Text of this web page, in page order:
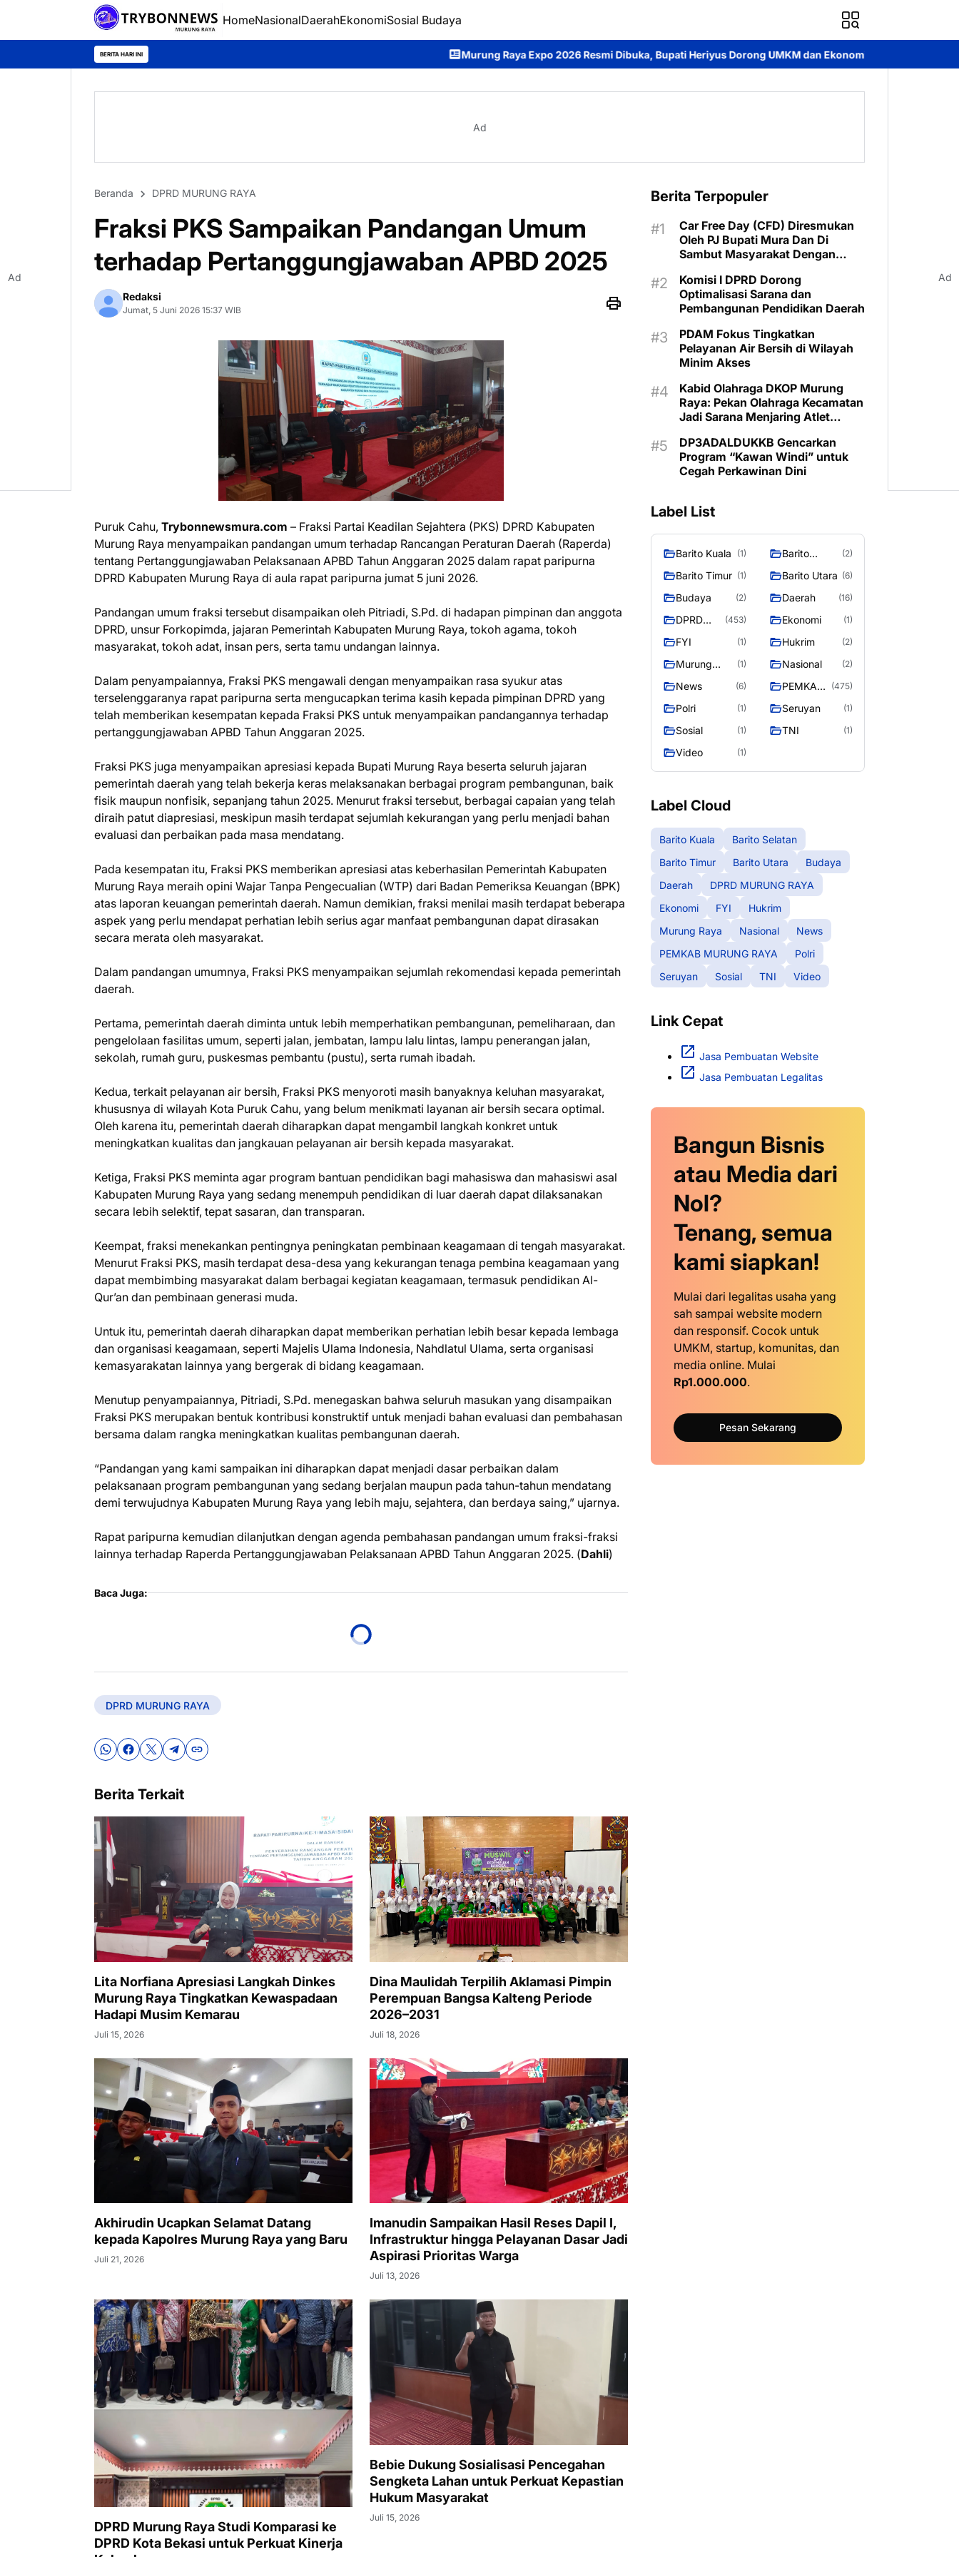
HomeNasionalDaerahEkonomiSosial Budaya
BERITA HARI INI Murung Raya Expo 2026 Resmi Dibuka, Bupati Heriyus Dorong UMKM dan Ekonomi Lokal Jayadie Y. Dadi Ajak Pemuda
Ad
Beranda DPRD MURUNG RAYA
Fraksi PKS Sampaikan Pandangan Umum
terhadap Pertanggungjawaban APBD 2025
Redaksi
Jumat, 5 Juni 2026 15:37 WIB
Puruk Cahu, Trybonnewsmura.com – Fraksi Partai Keadilan Sejahtera (PKS) DPRD Kabupaten
Murung Raya menyampaikan pandangan umum terhadap Rancangan Peraturan Daerah (Raperda)
tentang Pertanggungjawaban Pelaksanaan APBD Tahun Anggaran 2025 dalam rapat paripurna
DPRD Kabupaten Murung Raya di aula rapat paripurna jumat 5 juni 2026.
Pandangan umum fraksi tersebut disampaikan oleh Pitriadi, S.Pd. di hadapan pimpinan dan anggota
DPRD, unsur Forkopimda, jajaran Pemerintah Kabupaten Murung Raya, tokoh agama, tokoh
masyarakat, tokoh adat, insan pers, serta tamu undangan lainnya.
Dalam penyampaiannya, Fraksi PKS mengawali dengan menyampaikan rasa syukur atas
terselenggaranya rapat paripurna serta mengucapkan terima kasih kepada pimpinan DPRD yang
telah memberikan kesempatan kepada Fraksi PKS untuk menyampaikan pandangannya terhadap
pertanggungjawaban APBD Tahun Anggaran 2025.
Fraksi PKS juga menyampaikan apresiasi kepada Bupati Murung Raya beserta seluruh jajaran
pemerintah daerah yang telah bekerja keras melaksanakan berbagai program pembangunan, baik
fisik maupun nonfisik, sepanjang tahun 2025. Menurut fraksi tersebut, berbagai capaian yang telah
diraih patut diapresiasi, meskipun masih terdapat sejumlah kekurangan yang perlu menjadi bahan
evaluasi dan perbaikan pada masa mendatang.
Pada kesempatan itu, Fraksi PKS memberikan apresiasi atas keberhasilan Pemerintah Kabupaten
Murung Raya meraih opini Wajar Tanpa Pengecualian (WTP) dari Badan Pemeriksa Keuangan (BPK)
atas laporan keuangan pemerintah daerah. Namun demikian, fraksi menilai masih terdapat beberapa
aspek yang perlu mendapat perhatian lebih serius agar manfaat pembangunan dapat dirasakan
secara merata oleh masyarakat.
Dalam pandangan umumnya, Fraksi PKS menyampaikan sejumlah rekomendasi kepada pemerintah
daerah.
Pertama, pemerintah daerah diminta untuk lebih memperhatikan pembangunan, pemeliharaan, dan
pengelolaan fasilitas umum, seperti jalan, jembatan, lampu lalu lintas, lampu penerangan jalan,
sekolah, rumah guru, puskesmas pembantu (pustu), serta rumah ibadah.
Kedua, terkait pelayanan air bersih, Fraksi PKS menyoroti masih banyaknya keluhan masyarakat,
khususnya di wilayah Kota Puruk Cahu, yang belum menikmati layanan air bersih secara optimal.
Oleh karena itu, pemerintah daerah diharapkan dapat mengambil langkah konkret untuk
meningkatkan kualitas dan jangkauan pelayanan air bersih kepada masyarakat.
Ketiga, Fraksi PKS meminta agar program bantuan pendidikan bagi mahasiswa dan mahasiswi asal
Kabupaten Murung Raya yang sedang menempuh pendidikan di luar daerah dapat dilaksanakan
secara lebih selektif, tepat sasaran, dan transparan.
Keempat, fraksi menekankan pentingnya peningkatan pembinaan keagamaan di tengah masyarakat.
Menurut Fraksi PKS, masih terdapat desa-desa yang kekurangan tenaga pembina keagamaan yang
dapat membimbing masyarakat dalam berbagai kegiatan keagamaan, termasuk pendidikan Al-
Qur’an dan pembinaan generasi muda.
Untuk itu, pemerintah daerah diharapkan dapat memberikan perhatian lebih besar kepada lembaga
dan organisasi keagamaan, seperti Majelis Ulama Indonesia, Nahdlatul Ulama, serta organisasi
kemasyarakatan lainnya yang bergerak di bidang keagamaan.
Menutup penyampaiannya, Pitriadi, S.Pd. menegaskan bahwa seluruh masukan yang disampaikan
Fraksi PKS merupakan bentuk kontribusi konstruktif untuk menjadi bahan evaluasi dan pembahasan
bersama dalam rangka meningkatkan kualitas pembangunan daerah.
“Pandangan yang kami sampaikan ini diharapkan dapat menjadi dasar perbaikan dalam
pelaksanaan program pembangunan yang sedang berjalan maupun pada tahun-tahun mendatang
demi terwujudnya Kabupaten Murung Raya yang lebih maju, sejahtera, dan berdaya saing,” ujarnya.
Rapat paripurna kemudian dilanjutkan dengan agenda pembahasan pandangan umum fraksi-fraksi
lainnya terhadap Raperda Pertanggungjawaban Pelaksanaan APBD Tahun Anggaran 2025. (Dahli)
Baca Juga:
DPRD MURUNG RAYA
Berita Terkait
Lita Norfiana Apresiasi Langkah Dinkes
Murung Raya Tingkatkan Kewaspadaan
Hadapi Musim Kemarau
Juli 15, 2026
Dina Maulidah Terpilih Aklamasi Pimpin
Perempuan Bangsa Kalteng Periode
2026–2031
Juli 18, 2026
Akhirudin Ucapkan Selamat Datang
kepada Kapolres Murung Raya yang Baru
Juli 21, 2026
Imanudin Sampaikan Hasil Reses Dapil I,
Infrastruktur hingga Pelayanan Dasar Jadi
Aspirasi Prioritas Warga
Juli 13, 2026
DPRD Murung Raya Studi Komparasi ke
DPRD Kota Bekasi untuk Perkuat Kinerja
Bebie Dukung Sosialisasi Pencegahan
Sengketa Lahan untuk Perkuat Kepastian
Hukum Masyarakat
Juli 15, 2026
Berita Terpopuler
Car Free Day (CFD) Diresmukan
Oleh PJ Bupati Mura Dan Di
Sambut Masyarakat Dengan
Komisi I DPRD Dorong
Optimalisasi Sarana dan
Pembangunan Pendidikan Daerah
PDAM Fokus Tingkatkan
Pelayanan Air Bersih di Wilayah
Minim Akses
Kabid Olahraga DKOP Murung
Raya: Pekan Olahraga Kecamatan
Jadi Sarana Menjaring Atlet
DP3ADALDUKKB Gencarkan
Program “Kawan Windi” untuk
Cegah Perkawinan Dini
Label List
Barito Kuala (1)
Barito
(2)
Barito Timur (1) Barito Utara (6)
Budaya (2) Daerah (16)
DPRD
RAYA
(453) Ekonomi (1)
FYI (1) Hukrim (2)
Murung
(1) Nasional (2)
News (6)
PEMKAB
RAYA
(475)
Polri (1) Seruyan (1)
Sosial (1) TNI (1)
Video (1)
Label Cloud
Barito Kuala
Barito Selatan
Barito Timur
Barito Utara
Budaya
Daerah
DPRD MURUNG RAYA
Ekonomi
FYI
Hukrim
Murung Raya
Nasional
News
PEMKAB MURUNG RAYA
Polri
Seruyan
Sosial TNI Video
Link Cepat
Jasa Pembuatan Website
Jasa Pembuatan Legalitas
Bangun Bisnis
atau Media dari
Nol?
Tenang, semua
kami siapkan!
Mulai dari legalitas usaha yang
sah sampai website modern
dan responsif. Cocok untuk
UMKM, startup, komunitas, dan
media online. Mulai
Rp1.000.000.
Pesan Sekarang
Ad Ad